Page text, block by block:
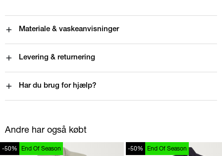
Materiale & vaskeanvisninger
Levering & returnering
Har du brug for hjælp?
Andre har også købt
-50% End Of Season -50% End Of Season